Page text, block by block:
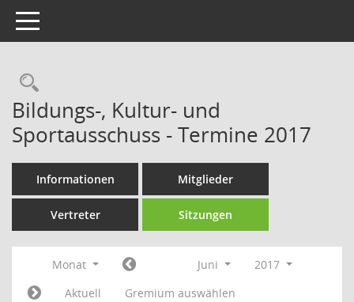
Toggle navigation
Rechercheauswahl
Bildungs-, Kultur- und
Sportausschuss - Termine 2017
Informationen Mitglieder
Vertreter Sitzungen
Monat Juni
2017
Aktuell
Gremium auswählen